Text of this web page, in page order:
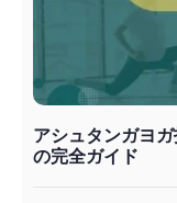
アシュタンガヨ
の完全ガイド